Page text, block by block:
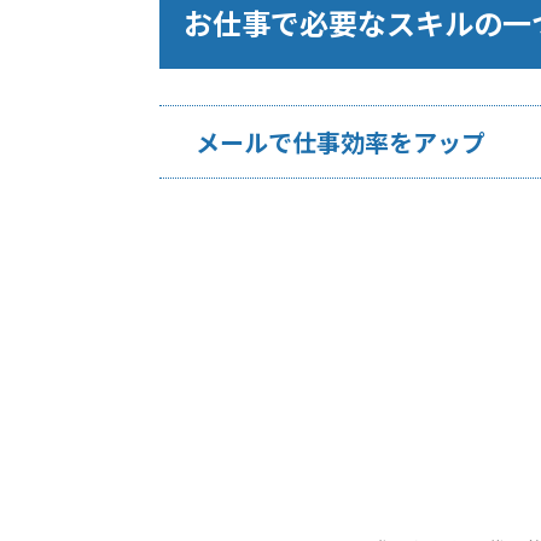
お仕事で必要なスキルの一
メールで仕事効率をアップ